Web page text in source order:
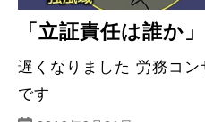
「立証責任は誰か」
遅くなりました 労務コ
です